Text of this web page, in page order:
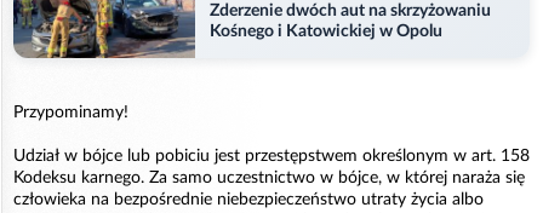
Zderzenie dwóch aut na skrzyżowaniu
Kośnego i Katowickiej w Opolu
Przypominamy!
Udział w bójce lub pobiciu jest przestępstwem określonym w art. 158
Kodeksu karnego. Za samo uczestnictwo w bójce, w której naraża się
człowieka na bezpośrednie niebezpieczeństwo utraty życia albo